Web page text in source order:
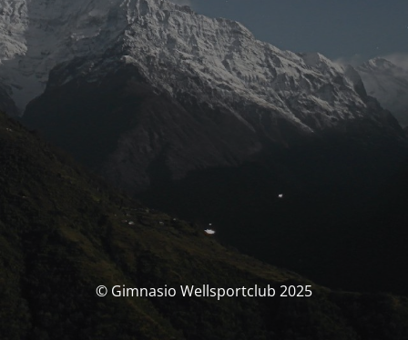
© Gimnasio Wellsportclub 2025